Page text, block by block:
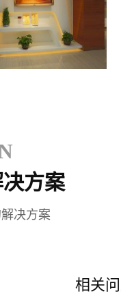
方案
决方案
相关